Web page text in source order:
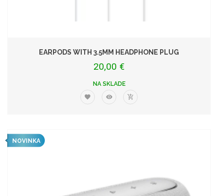
EARPODS WITH 3.5MM HEADPHONE PLUG
20,00 €
NA SKLADE
NOVINKA